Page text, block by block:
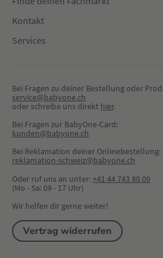
Kontakt
Services
Bei Fragen zu deiner Bestellung oder
service@babyone.ch
oder schreibe uns direkt hier.
Bei Fragen zur BabyOne-Card:
kunden@babyone.ch
Bei Reklamation deiner Onlinebestellung:
reklamation-schweiz@babyone.ch
Oder ruf uns an unter:+41 44 743 80 09
(Mo - Sa: 09 - 17 Uhr)
Wir helfen dir gerne weiter!
Vertrag widerrufen